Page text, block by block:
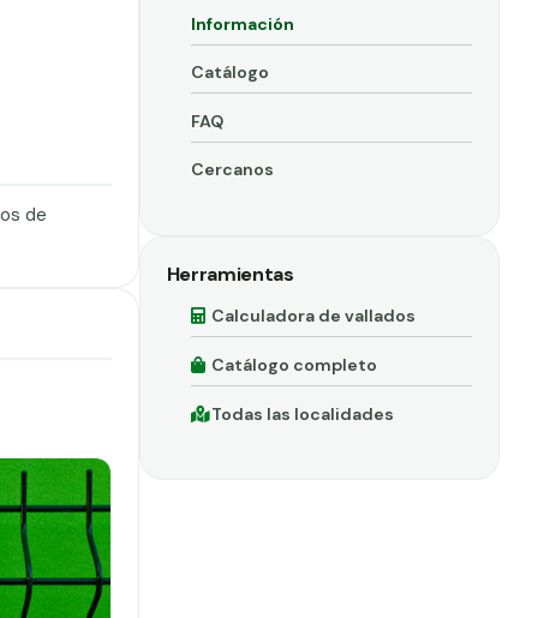
de
Información
Catálogo
FAQ
Cercanos
Herramientas
Calculadora de vallados
Catálogo completo
Todas las localidades